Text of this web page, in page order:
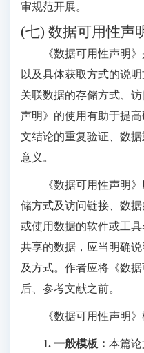
审规范开展。
(七) 数据可用性声
《数据可用性声明
以及具体获取方式的说
关联数据的存储方式、
声明》的使用有助于提
文结论的重复验证、数
意义。
《数据可用性声明
储方式及访问链接、数
或使用数据的软件或工
共享的数据，应当明确
及方式。作者应将《数
后、参考文献之前。
《数据可用性声明
1. 一般模板： 本篇